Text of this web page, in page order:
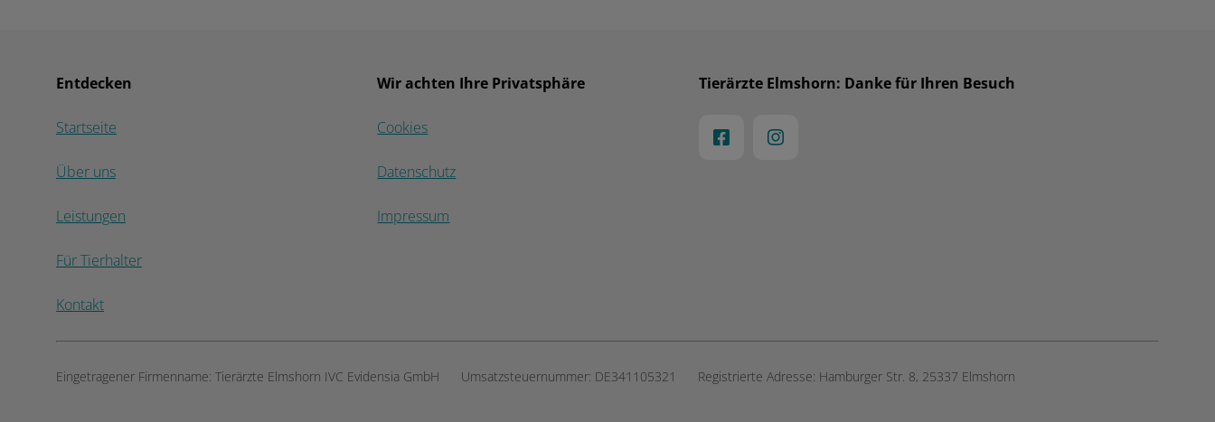
Entdecken
Startseite
Über uns
Leistungen
Für Tierhalter
Kontakt
Wir achten Ihre Privatsphäre
Cookies
Datenschutz
Impressum
Tierärzte Elmshorn: Danke für Ihren Besuch
Eingetragener Firmenname: Tierärzte Elmshorn IVC Evidensia GmbH Umsatzsteuernummer: DE341105321 Registrierte Adresse: Hamburger Str. 8, 25337 Elmshorn